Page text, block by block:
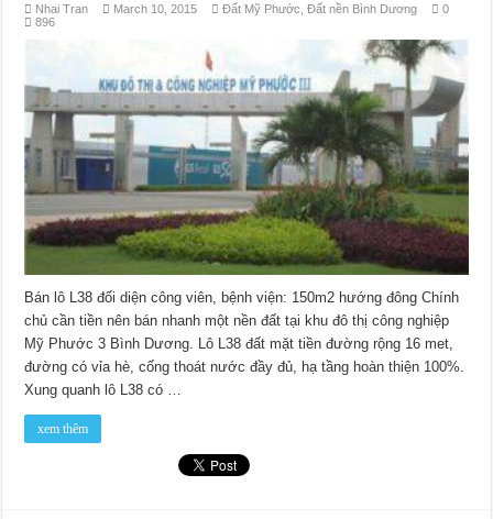
Nhai Tran March 10, 2015 Đất Mỹ Phước ,Đất nền Bình Dương
0
896
Bán lô L38 đối diện công viên, bệnh viện: 150m2 hướng đông Chính
chủ cần tiền nên bán nhanh một nền đất tại khu đô thị công nghiệp
Mỹ Phước 3 Bình Dương. Lô L38 đất mặt tiền đường rộng 16 met,
đường có vỉa hè, cống thoát nước đầy đủ, hạ tầng hoàn thiện 100%.
Xung quanh lô L38 có …
xem thêm